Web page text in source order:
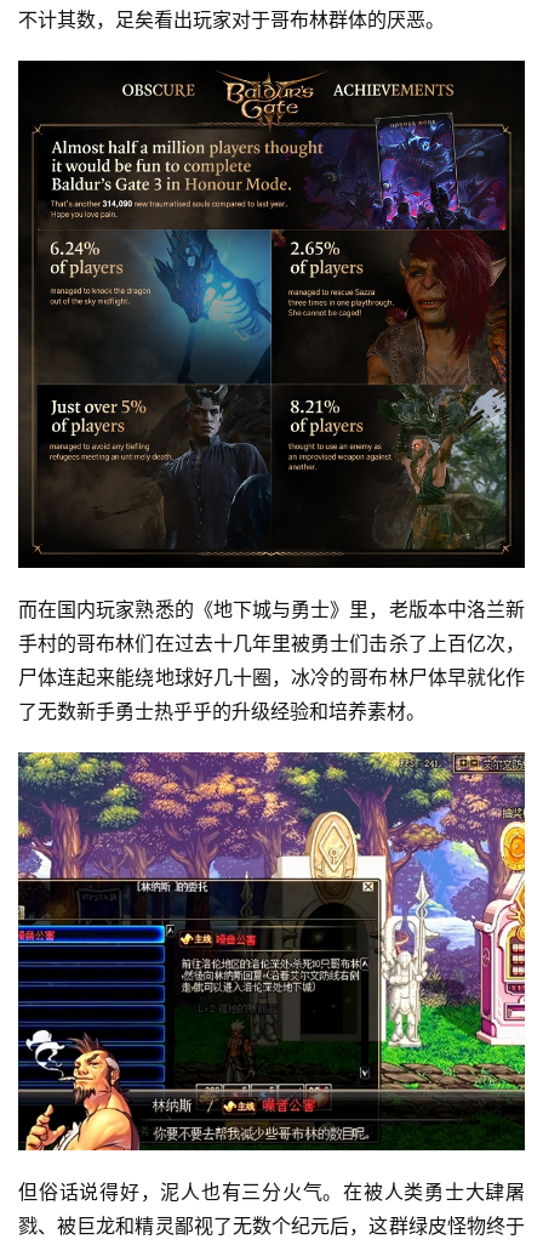
不计其数，足矣看出玩家对于哥布林群体的厌恶。
而在国内玩家熟悉的《地下城与勇士》里，老版本中洛兰新
手村的哥布林们在过去十几年里被勇士们击杀了上百亿次，
尸体连起来能绕地球好几十圈，冰冷的哥布林尸体早就化作
了无数新手勇士热乎乎的升级经验和培养素材。
但俗话说得好，泥人也有三分火气。在被人类勇士大肆屠
戮、被巨龙和精灵鄙视了无数个纪元后，这群绿皮怪物终于